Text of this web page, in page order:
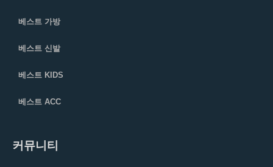
베스트 가방
베스트 신발
베스트 KIDS
베스트 ACC
커뮤니티